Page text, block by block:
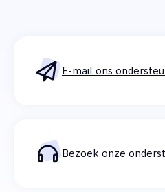
E-mail ons
Bezoek onze